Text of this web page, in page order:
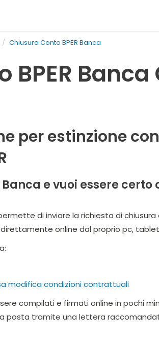
Chiusura Conto BPER Banca
BPER
per estinzione
Banca e vuoi essere
di inviare la richiesta di chiusura
online dal proprio pc,
modifica condizioni contrattuali
compilati e firmati online in pochi
posta tramite una lettera